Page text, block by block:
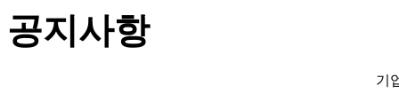
공지사항
기